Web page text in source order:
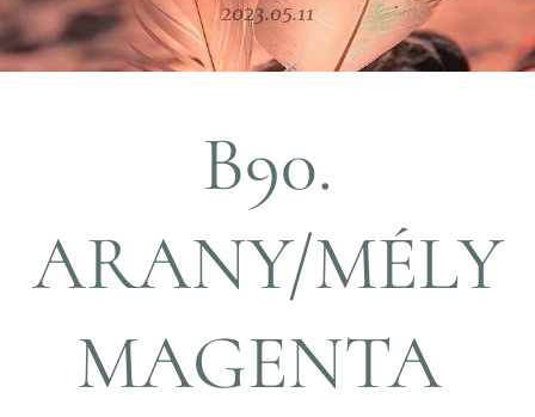
2023.05.11
B90.
ARANY/MÉLY
MAGENTA